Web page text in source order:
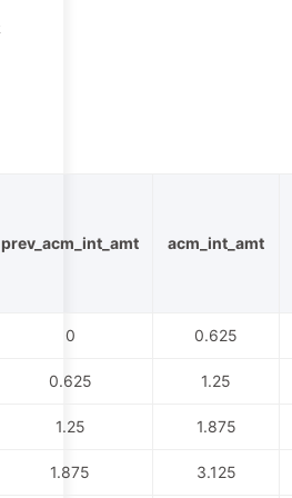
prev_acm_int_amt acm_int_amt
0 0.625
0.625 1.25
1.25 1.875
1.875 3.125